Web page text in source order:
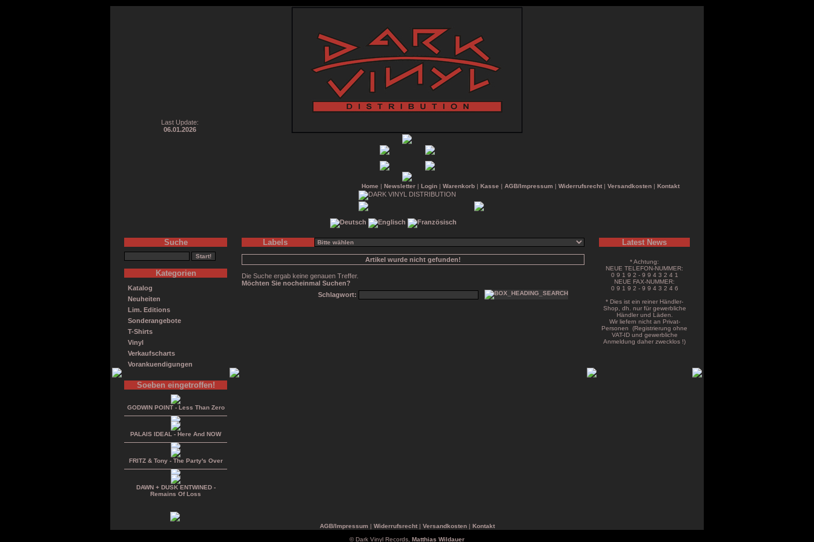
Last Update:
06.01.2026
Home | Newsletter| Login| Warenkorb| Kasse | AGB/Impressum| Widerrufsrecht| Versandkosten| Kontakt
Suche
Kategorien
Katalog
Neuheiten
Lim. Editions
Sonderangebote
T-Shirts
Vinyl
Verkaufscharts
Vorankuendigungen
Soeben eingetroffen!
GODWIN POINT - Less Than Zero
PALAIS IDEAL - Here And NOW
FRITZ & Tony - The Party's Over
DAWN + DUSK ENTWINED -
Remains Of Loss
Labels
Artikel wurde nicht gefunden!
Die Suche ergab keine genauen Treffer.
Möchten Sie nocheinmal Suchen?
Schlagwort:
Latest News
* Achtung:
NEUE TELEFON-NUMMER:
0 9 1 9 2 - 9 9 4 3 2 4 1
NEUE FAX-NUMMER:
0 9 1 9 2 - 9 9 4 3 2 4 6
* Dies ist ein reiner Händler-
Shop, dh. nur für gewerbliche
Händler und Läden.
Wir liefern nicht an Privat-
Personen (Registrierung ohne
VAT-ID und gewerbliche
Anmeldung daher zwecklos !)
AGB/Impressum| Widerrufsrecht| Versandkosten| Kontakt
© Dark Vinyl Records, Matthias Wildauer